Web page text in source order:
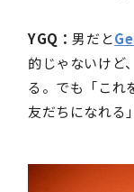
YGQ：男だと
的じゃないけど
る。でも「これ
友だちになれる